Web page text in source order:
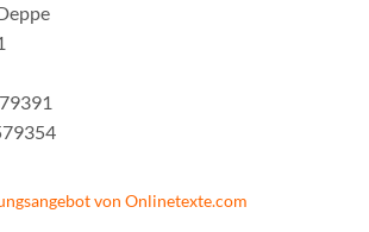
von Onlinetexte.com